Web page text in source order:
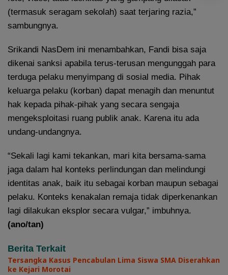
(termasuk seragam sekolah) saat terjaring razia,”
sambungnya.
Srikandi NasDem ini menambahkan, Fandi bisa saja
dikenai sanksi apabila terus-terusan mengunggah para
terduga pelaku menyimpang di sosial media. Pihak
keluarga pelaku (korban) dapat menagih dan menuntut
hak kepada pihak-pihak yang secara sengaja
mengeksploitasi ruang publik anak. Karena itu ada
undang-undangnya.
“Sekali lagi kami tekankan, mari kita bersama-sama
jaga dalam hal konteks perlindungan dan melindungi
identitas anak, baik itu sebagai korban maupun sebagai
pelaku. Konteks kenakalan remaja tidak diperkenankan
lagi dilakukan eksplor secara vulgar,” imbuhnya.
(ano/tan)
Berita Terkait
Tersangka Kasus Pencabulan Lima Siswa SMA Diserahkan
ke Kejari Morotai